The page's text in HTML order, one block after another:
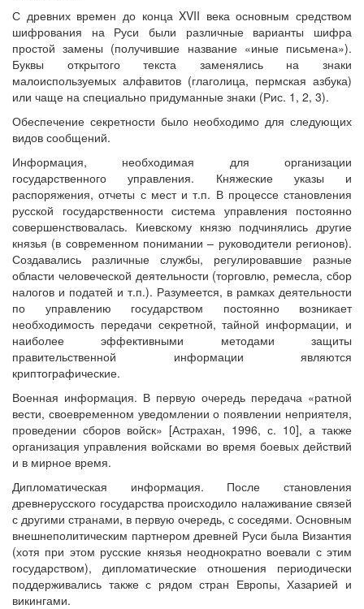
С древних времен до конца XVII века основным средством
шифрования на Руси были различные варианты шифра
простой замены (получившие название «иные письмена»).
Буквы открытого текста заменялись на знаки
малоиспользуемых алфавитов (глаголица, пермская азбука)
или чаще на специально придуманные знаки (Рис. 1, 2, 3).
Обеспечение секретности было необходимо для следующих
видов сообщений.
Информация, необходимая для организации
государственного управления. Княжеские указы и
распоряжения, отчеты с мест и т.п. В процессе становления
русской государственности система управления постоянно
совершенствовалась. Киевскому князю подчинялись другие
князья (в современном понимании – руководители регионов).
Создавались различные службы, регулировавшие разные
области человеческой деятельности (торговлю, ремесла, сбор
налогов и податей и т.п.). Разумеется, в рамках деятельности
по управлению государством постоянно возникает
необходимость передачи секретной, тайной информации, и
наиболее эффективными методами защиты
правительственной информации являются
криптографические.
Военная информация. В первую очередь передача «ратной
вести, своевременном уведомлении о появлении неприятеля,
проведении сборов войск» [Астрахан, 1996, с. 10], а также
организация управления войсками во время боевых действий
и в мирное время.
Дипломатическая информация. После становления
древнерусского государства происходило налаживание связей
с другими странами, в первую очередь, с соседями. Основным
внешнеполитическим партнером древней Руси была Византия
(хотя при этом русские князья неоднократно воевали с этим
государством), дипломатические отношения периодически
поддерживались также с рядом стран Европы, Хазарией и
викингами.